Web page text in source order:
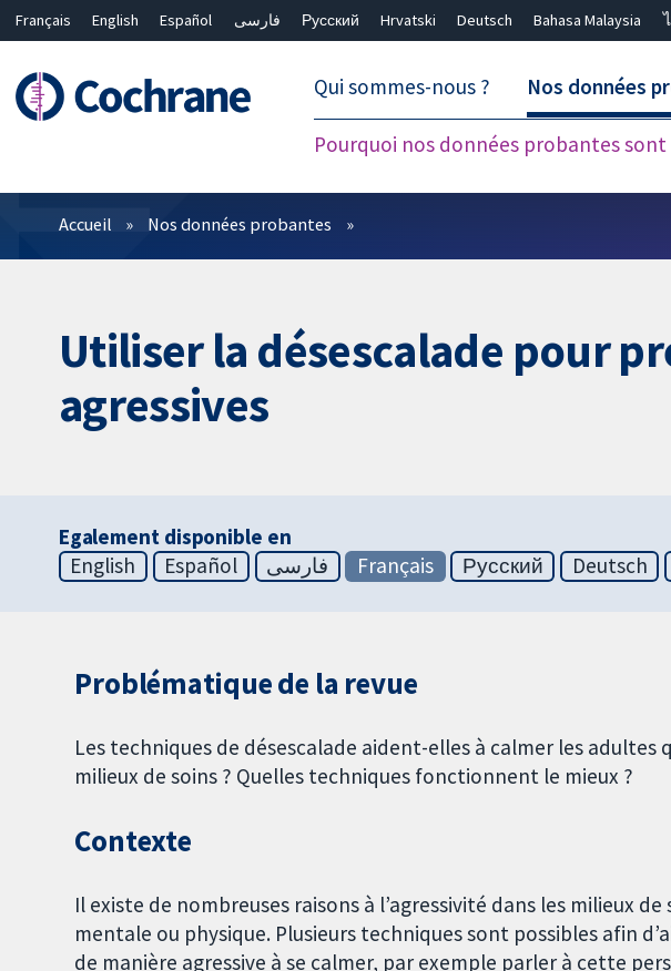
Français English Español فارسی Русский Hrvatski Deutsch Bahasa Malaysia
Qui sommes-nous ? Nos données
Pourquoi nos données probantes
Filtres
Accueil Nos données probantes
Utiliser la désescalade pour
agressives
Egalement disponible en
English
Español فارسی Français Русский Deutsch
Problématique de la revue
Les techniques de désescalade aident-elles à calmer les adultes
milieux de soins ? Quelles techniques fonctionnent le mieux ?
Contexte
Il existe de nombreuses raisons à l’agressivité dans les milieux
mentale ou physique. Plusieurs techniques sont possibles afin
de manière agressive à se calmer, par exemple parler à cette